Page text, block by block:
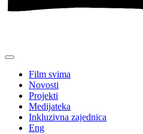
Film svima
Novosti
Projekti
Medijateka
Inkluzivna zajednica
Eng